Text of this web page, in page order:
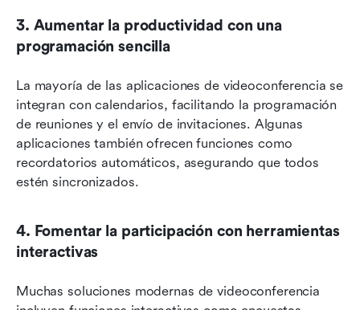
3. Aumentar la productividad con una
programación sencilla
La mayoría de las aplicaciones de videoconferencia se
integran con calendarios, facilitando la programación
de reuniones y el envío de invitaciones. Algunas
aplicaciones también ofrecen funciones como
recordatorios automáticos, asegurando que todos
estén sincronizados.
4. Fomentar la participación con herramientas
interactivas
Muchas soluciones modernas de videoconferencia